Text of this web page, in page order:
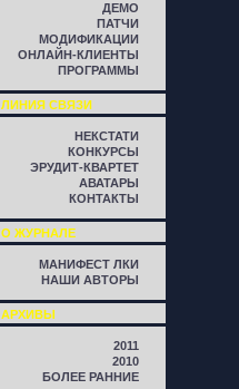
ДЕМО
ПАТЧИ
МОДИФИКАЦИИ
ОНЛАЙН-КЛИЕНТЫ
ПРОГРАММЫ
ЛИНИЯ СВЯЗИ
НЕКСТАТИ
КОНКУРСЫ
ЭРУДИТ-КВАРТЕТ
АВАТАРЫ
КОНТАКТЫ
О ЖУРНАЛЕ
МАНИФЕСТ ЛКИ
НАШИ АВТОРЫ
АРХИВЫ
2011
2010
БОЛЕЕ РАННИЕ